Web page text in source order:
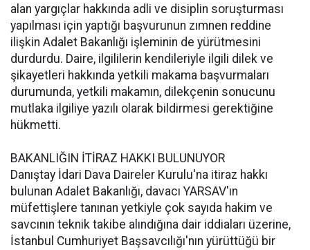
alan yargıçlar hakkında adli ve disiplin soruşturması
yapılması için yaptığı başvurunun zımnen reddine
ilişkin Adalet Bakanlığı işleminin de yürütmesini
durdurdu. Daire, ilgililerin kendileriyle ilgili dilek ve
şikayetleri hakkında yetkili makama başvurmaları
durumunda, yetkili makamın, dilekçenin sonucunu
mutlaka ilgiliye yazılı olarak bildirmesi gerektiğine
hükmetti.
BAKANLIĞIN İTİRAZ HAKKI BULUNUYOR
Danıştay İdari Dava Daireler Kurulu'na itiraz hakkı
bulunan Adalet Bakanlığı, davacı YARSAV'ın
müfettişlere tanınan yetkiyle çok sayıda hakim ve
savcının teknik takibe alındığına dair iddiaları üzerine,
İstanbul Cumhuriyet Başsavcılığı'nın yürüttüğü bir